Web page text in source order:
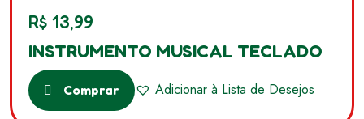
R$ 13,99
INSTRUMENTO MUSICAL TECLADO
Comprar Adicionar à Lista de Desejos